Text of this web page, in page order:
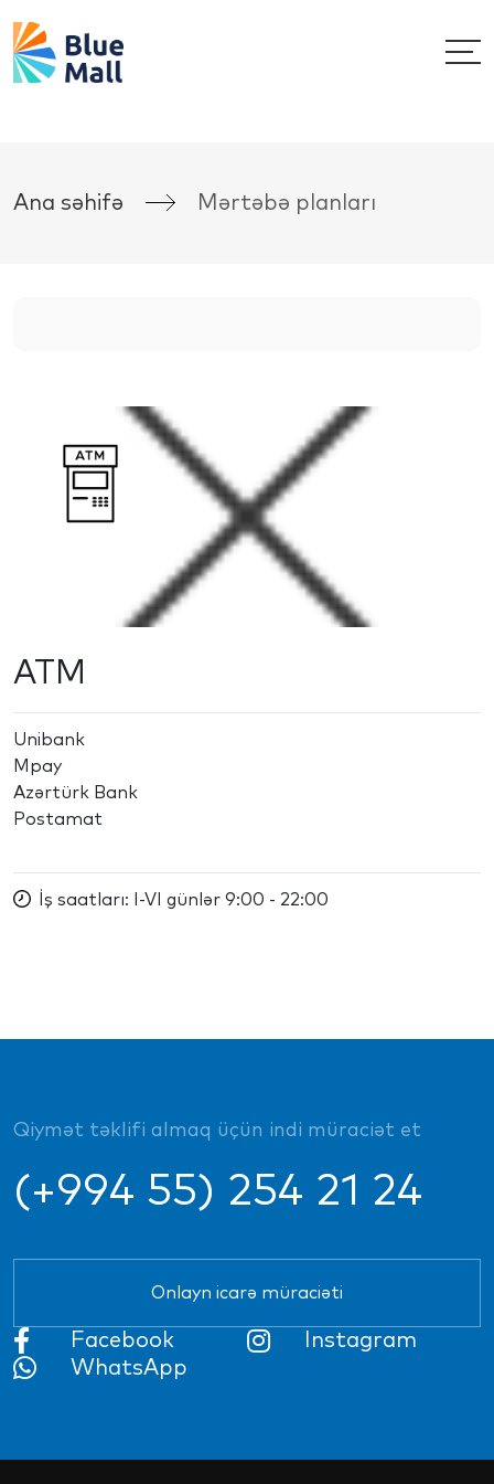
Ana səhifə Mərtəbə planları
ATM
Unibank
Mpay
Azərtürk Bank
Postamat
İş saatları: I-VI günlər 9:00 - 22:00
Qiymət təklifi almaq üçün indi müraciət et
(+994 55) 254 21 24
Onlayn icarə müraciəti
Facebook
Instagram
WhatsApp